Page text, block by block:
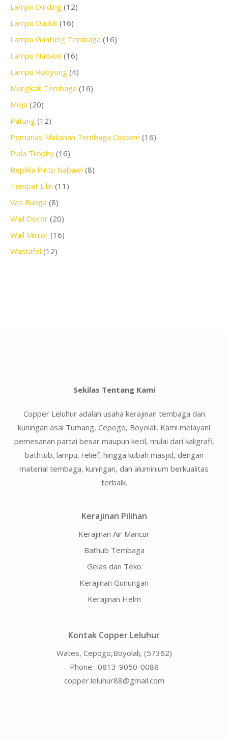
Lampu Dinding (12)
Lampu Duduk (16)
Lampu Gantung Tembaga (16)
Lampu Nabawi (16)
Lampu Robyong (4)
Mangkok Tembaga (16)
Meja (20)
Patung (12)
Pemanas Makanan Tembaga Custom (16)
Piala Trophy (16)
Replika Pintu Nabawi (8)
Tempat Lilin (11)
Vas Bunga (8)
Wall Decor (20)
Wall Mirror (16)
Wastafel (12)
Sekilas Tentang Kami
Copper Leluhur adalah usaha kerajinan tembaga dan
kuningan asal Tumang, Cepogo, Boyolali. Kami melayani
pemesanan partai besar maupun kecil, mulai dari kaligrafi,
bathtub, lampu, relief, hingga kubah masjid, dengan
material tembaga, kuningan, dan aluminium berkualitas
terbaik.
Kerajinan Pilihan
Kerajinan Air Mancur
Bathub Tembaga
Gelas dan Teko
Kerajinan Gunungan
Kerajinan Helm
Kontak Copper Leluhur
Wates, Cepogo,Boyolali, (57362)
Phone: 0813-9050-0088
copper.leluhur88@gmail.com